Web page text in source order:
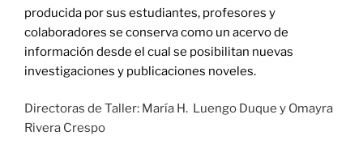
producida por sus estudiantes, profesores y
colaboradores se conserva como un acervo de
información desde el cual se posibilitan nuevas
investigaciones y publicaciones noveles.
Directoras de Taller: María H. Luengo Duque y Omayra
Rivera Crespo